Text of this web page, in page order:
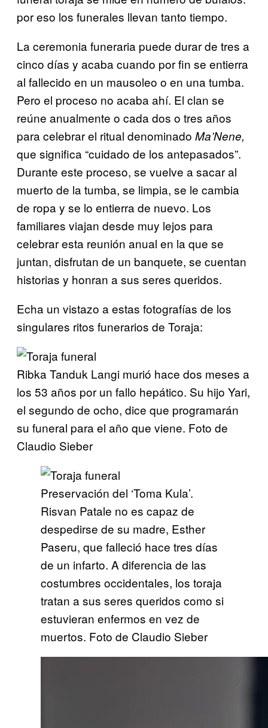
por eso los funerales llevan tanto tiempo.
La ceremonia funeraria puede durar de tres a
cinco días y acaba cuando por fin se entierra
al fallecido en un mausoleo o en una tumba.
Pero el proceso no acaba ahí. El clan se
reúne anualmente o cada dos o tres años
para celebrar el ritual denominado Ma’Nene,
que significa “cuidado de los antepasados”.
Durante este proceso, se vuelve a sacar al
muerto de la tumba, se limpia, se le cambia
de ropa y se lo entierra de nuevo. Los
familiares viajan desde muy lejos para
celebrar esta reunión anual en la que se
juntan, disfrutan de un banquete, se cuentan
historias y honran a sus seres queridos.
Echa un vistazo a estas fotografías de los
singulares ritos funerarios de Toraja:
Ribka Tanduk Langi murió hace dos meses a
los 53 años por un fallo hepático. Su hijo Yari,
el segundo de ocho, dice que programarán
su funeral para el año que viene. Foto de
Claudio Sieber
Preservación del ‘Toma Kula’.
Risvan Patale no es capaz de
despedirse de su madre, Esther
Paseru, que falleció hace tres días
de un infarto. A diferencia de las
costumbres occidentales, los toraja
tratan a sus seres queridos como si
estuvieran enfermos en vez de
muertos. Foto de Claudio Sieber